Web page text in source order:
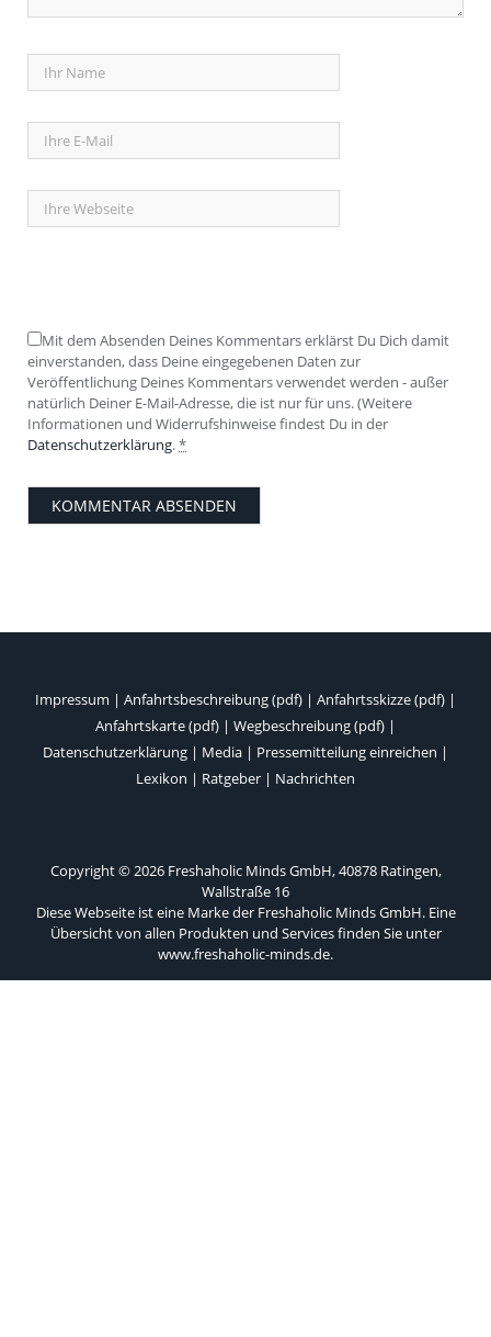
Mit dem Absenden Deines Kommentars erklärst Du Dich damit
einverstanden, dass Deine eingegebenen Daten zur
Veröffentlichung Deines Kommentars verwendet werden - außer
natürlich Deiner E-Mail-Adresse, die ist nur für uns. (Weitere
Informationen und Widerrufshinweise findest Du in der
Datenschutzerklärung.*
Impressum | Anfahrtsbeschreibung (pdf) | Anfahrtsskizze (pdf) |
Anfahrtskarte (pdf) | Wegbeschreibung (pdf) |
Datenschutzerklärung | Media | Pressemitteilung einreichen |
Lexikon | Ratgeber | Nachrichten
Copyright © 2026 Freshaholic Minds GmbH, 40878 Ratingen,
Wallstraße 16
Diese Webseite ist eine Marke der Freshaholic Minds GmbH. Eine
Übersicht von allen Produkten und Services finden Sie unter
www.freshaholic-minds.de.